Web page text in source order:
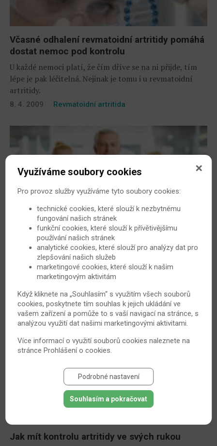
Včasné odhalení revmatoidní artritidy pomáhá
dostat nemoc pod kontrolu
U každé nemoci platí, že čím dříve se na ni přijde, tím
lépe je pak léčitelná. Nejinak je tomu i u revmatoidní
artritidy.
8. 4. 2009 Revmatoidní artritida
Anti-TNF alfa: složitá terapie, která pomáhá
Anti-TNF neboli anti-tumor nekrotizující faktor je
chemická látka, která je součástí léčiv používaných po
celém světě k léčbě zánětlivých onemocnění, jako je
revmatoidní artritida, lupénka nebo Bechtěrevova
choroba. Napovíme, jak funguje a kdy je či není vhodné
její nasazení.
11. 1. 2016 Revmatoidní artritida
Jak mít kontrolu artritidy ve svých rukou
Využíváme soubory cookies
Pro provoz služby využíváme tyto soubory cookies:
technické cookies, které slouží k nezbytnému
fungování našich stránek
funkční cookies, které slouží k přívětivějšímu
používání našich stránek
analytické cookies, které slouží pro analýzy dat pro
zlepšování našich služeb
marketingové cookies, které slouží k našim
marketingovým aktivitám
Když kliknete na „Souhlasím“ s využitím všech souborů
cookies, poskytnete tím souhlas k jejich ukládání ve
vašem zařízení a pomůže to s vaší navigací na stránce, s
analýzou využití dat našimi marketingovými aktivitami.
Více informací o využití souborů cookies naleznete na
stránceProhlášení o cookies
Podrobné nastavení
Souhlasím a pokračovat